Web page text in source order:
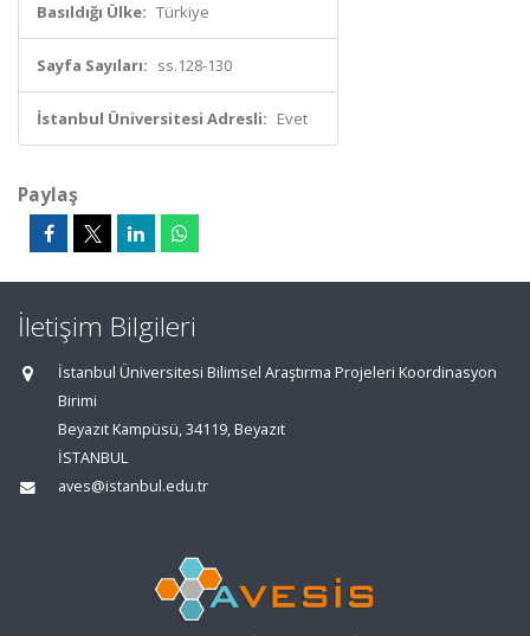
Basıldığı Ülke: Türkiye
Sayfa Sayıları: ss.128-130
İstanbul Üniversitesi Adresli: Evet
Paylaş
İletişim Bilgileri
İstanbul Üniversitesi Bilimsel Araştırma Projeleri Koordinasyon
Birimi
Beyazıt Kampüsü, 34119, Beyazıt
İSTANBUL
aves@istanbul.edu.tr